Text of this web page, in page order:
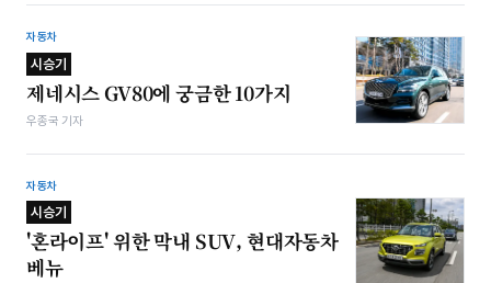
자동차
시승기
제네시스 GV80에 궁금한 10가지
우종국 기자
자동차
시승기
'혼라이프' 위한 막내 SUV, 현대자동차
베뉴